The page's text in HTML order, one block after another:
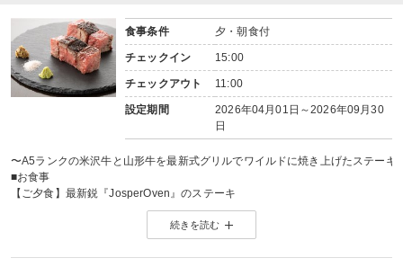
・アレルギーなどある場合は、内容と人数を教えてください。
・記念日利用の場合は、記念日の内容と人数を教えてください（スタッフがお
・乳児（0歳以上）のお子様も、入館料2,200円を頂戴しております
・その他、ご質問等ございましたらご入力下さい
食事条件 夕・朝食付
チェックイン 15:00
チェックアウト 11:00
設定期間
2026年04月01日～2026年09月30
日
〜A5ランクの米沢牛と山形牛を最新式グリルでワイルドに焼き上げたステーキ
■お食事
【ご夕食】最新鋭『JosperOven』のステーキ
和牛王国山形にふさわしい稀代の名器を使用し、旨味を逃がすことなく“香ばし
ソムリエチョイスの赤ワインや山形の地酒とともにお楽しみください。
【ご朝食】（7時15分〜9時30分）
旬の食材をふんだんに使った朝食ビュッフェ
続きを読む